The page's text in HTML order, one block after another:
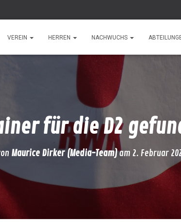
VEREIN HERREN NACHWUCHS
für die D2
Maurice Dirker (Media-Team)am 2. Februar